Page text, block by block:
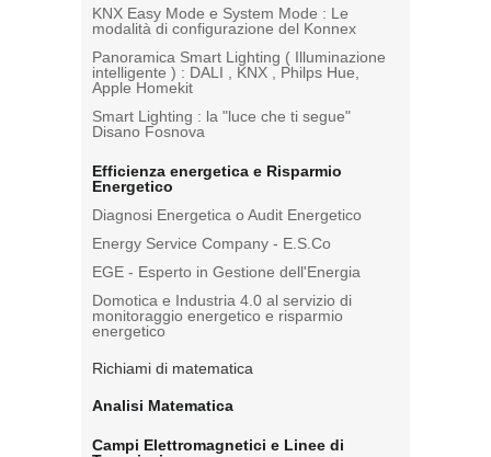
KNX Easy Mode e System Mode : Le
modalità di configurazione del Konnex
Panoramica Smart Lighting ( Illuminazione
intelligente ) : DALI , KNX , Philps Hue,
Apple Homekit
Smart Lighting : la "luce che ti segue"
Disano Fosnova
Efficienza energetica e Risparmio
Energetico
Diagnosi Energetica o Audit Energetico
Energy Service Company - E.S.Co
EGE - Esperto in Gestione dell'Energia
Domotica e Industria 4.0 al servizio di
monitoraggio energetico e risparmio
energetico
Richiami di matematica
Analisi Matematica
Campi Elettromagnetici e Linee di